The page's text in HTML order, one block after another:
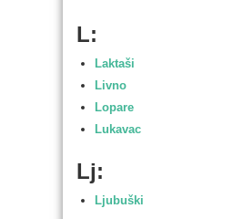
L:
Laktaši
Livno
Lopare
Lukavac
Lj:
Ljubuški